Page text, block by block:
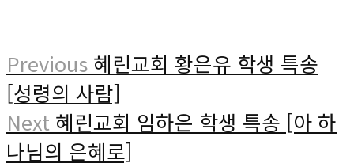
Previous 혜린교회 황은유 학생 특송
[성령의 사람]
Next 혜린교회 임하은 학생 특송 [아 하
나님의 은혜로]